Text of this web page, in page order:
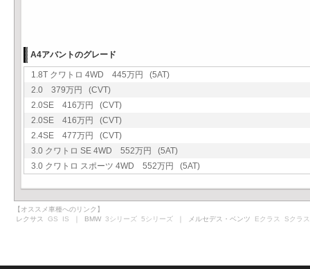
A4アバントのグレード
1.8T クワトロ 4WD 445万円 (5AT)
2.0 379万円 (CVT)
2.0SE 416万円 (CVT)
2.0SE 416万円 (CVT)
2.4SE 477万円 (CVT)
3.0 クワトロ SE 4WD 552万円 (5AT)
3.0 クワトロ スポーツ 4WD 552万円 (5AT)
【オススメ車種へのリンク】
レクサス GS IS ｜ BMW 3シリーズ 5シリーズ ｜ メルセデス・ベンツ Eクラス Sクラス